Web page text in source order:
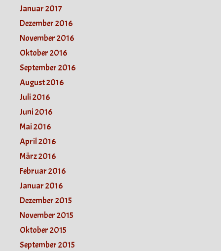
Januar 2017
Dezember 2016
November 2016
Oktober 2016
September 2016
August 2016
Juli 2016
Juni 2016
Mai 2016
April 2016
März 2016
Februar 2016
Januar 2016
Dezember 2015
November 2015
Oktober 2015
September 2015